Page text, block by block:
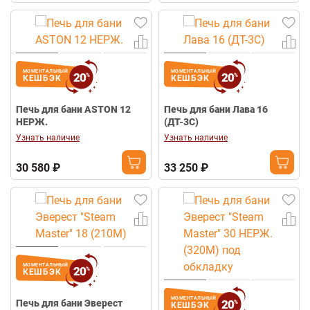
МОМЕНТАЛЬНЫЙ
КЕШБЭК 20%
Печь для бани ASTON 12
НЕРЖ.
Узнать наличие
30 580 ₽
МОМЕНТАЛЬНЫЙ
КЕШБЭК 20%
Печь для бани Лава 16
(ДТ-3С)
Узнать наличие
33 250 ₽
МОМЕНТАЛЬНЫЙ
КЕШБЭК 20%
Печь для бани Эверест МОМЕНТАЛЬНЫЙ
КЕШБЭК 20%